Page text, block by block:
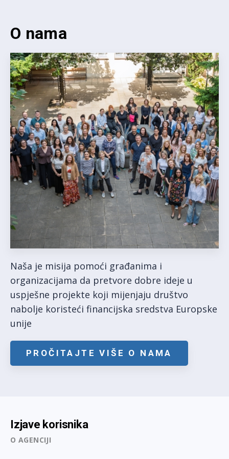
O nama
Naša je misija pomoći građanima i
organizacijama da pretvore dobre ideje u
uspješne projekte koji mijenjaju društvo
nabolje koristeći financijska sredstva Europske
unije
PROČITAJTE VIŠE O NAMA
Izjave korisnika
O AGENCIJI